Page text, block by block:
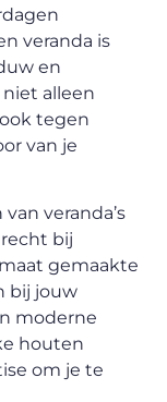
veranda is
en
alleen
tegen
van je
veranda’s
bij
gemaakte
bij jouw
moderne
houten
om je te